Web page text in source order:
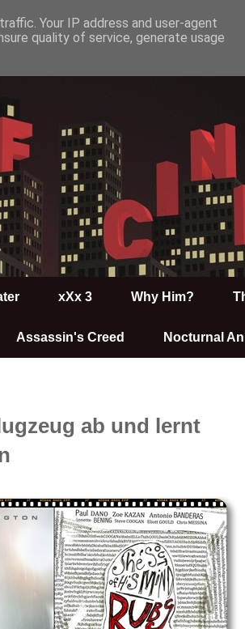
xXx 3 Why Him?
Assassin's Creed Nocturnal
ab und lernt
Your IP address and user-agent
quality of service, generate usage